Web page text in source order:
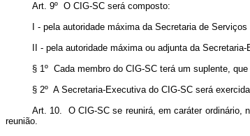
Art. 9º O CIG-SC será composto:
I - pela autoridade máxima da Secretaria de
II - pela autoridade máxima ou adjunta da
§ 1º Cada membro do CIG-SC terá um suplente,
§ 2º A Secretaria-Executiva do CIG-SC será
Art. 10. O CIG-SC se reunirá, em caráter ordinário,
reunião.